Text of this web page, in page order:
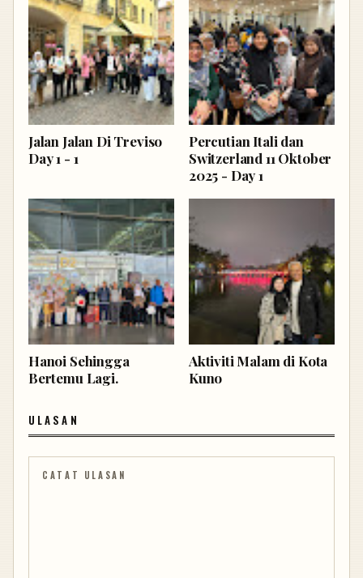
Jalan Jalan Di Treviso
Day 1 - 1
Percutian Itali dan
Switzerland 11 Oktober
2025 - Day 1
Hanoi Sehingga
Bertemu Lagi.
Aktiviti Malam di Kota
Kuno
ULASAN
CATAT ULASAN